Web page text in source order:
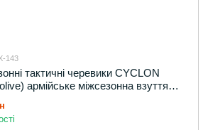
143
тактичні черевики CYCLON
армійське міжсезонна взуття